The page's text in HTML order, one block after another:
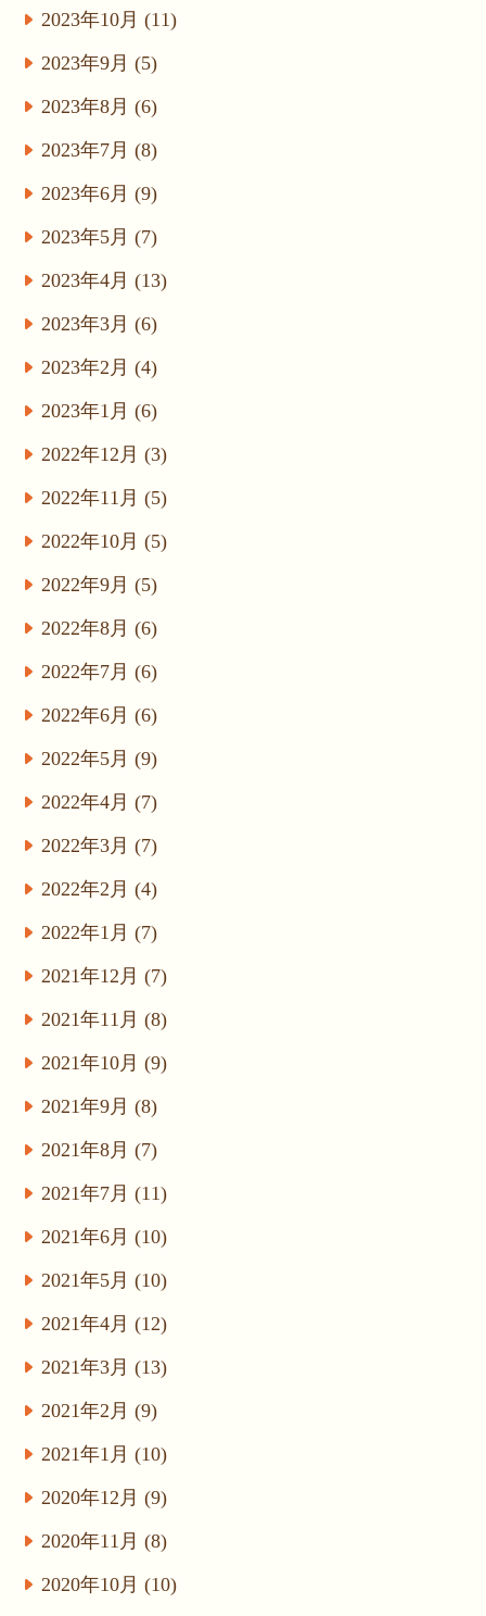
2023年10月 (11)
2023年9月 (5)
2023年8月 (6)
2023年7月 (8)
2023年6月 (9)
2023年5月 (7)
2023年4月 (13)
2023年3月 (6)
2023年2月 (4)
2023年1月 (6)
2022年12月 (3)
2022年11月 (5)
2022年10月 (5)
2022年9月 (5)
2022年8月 (6)
2022年7月 (6)
2022年6月 (6)
2022年5月 (9)
2022年4月 (7)
2022年3月 (7)
2022年2月 (4)
2022年1月 (7)
2021年12月 (7)
2021年11月 (8)
2021年10月 (9)
2021年9月 (8)
2021年8月 (7)
2021年7月 (11)
2021年6月 (10)
2021年5月 (10)
2021年4月 (12)
2021年3月 (13)
2021年2月 (9)
2021年1月 (10)
2020年12月 (9)
2020年11月 (8)
2020年10月 (10)